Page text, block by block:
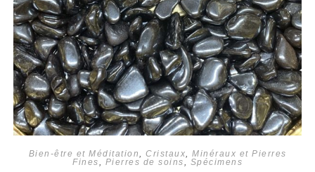
Bien-être et Méditation Cristaux
Minéraux et Pierres
Fines
Pierres de soins Spécimens